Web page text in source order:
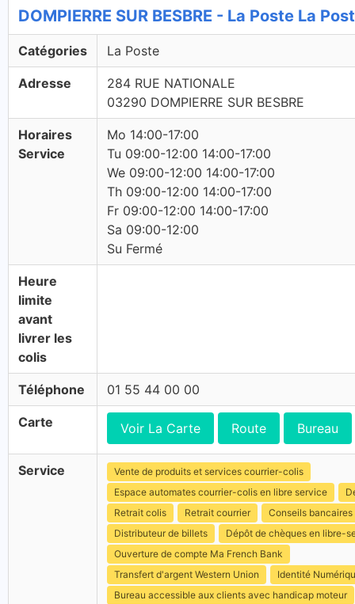
DOMPIERRE SUR BESBRE - La Poste La
Catégories La Poste
Adresse
284 RUE NATIONALE
03290 DOMPIERRE SUR BESBRE
Horaires
Service
Mo 14:00-17:00
Tu 09:00-12:00 14:00-17:00
We 09:00-12:00 14:00-17:00
Th 09:00-12:00 14:00-17:00
Fr 09:00-12:00 14:00-17:00
Sa 09:00-12:00
Su Fermé
Heure
limite
avant
livrer les
colis
Téléphone 01 55 44 00 00
Carte Voir La Carte Route Bureau
Service
Vente de produits et services courrier-colis
Espace automates courrier-colis en libre service
Retrait colis
Retrait courrier
Conseils bancaires
Distributeur de billets
Dépôt de chèques en libre-
Ouverture de compte Ma French Bank
Transfert d'argent Western Union
Identité
Bureau accessible aux clients avec handicap moteur